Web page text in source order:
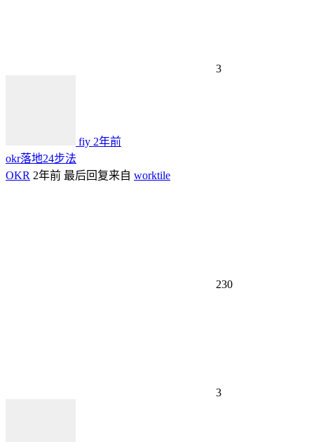
3
fiy 2年前
okr落地24步法
OKR 2年前 最后回复来自 worktile
230
3